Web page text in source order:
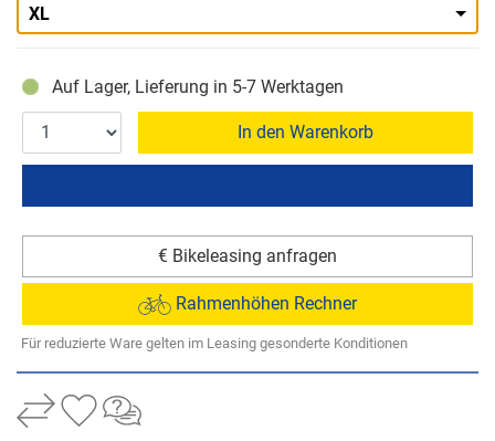
XL
Auf Lager, Lieferung in 5-7 Werktagen
In den Warenkorb
€ Bikeleasing anfragen
Rahmenhöhen Rechner
Für reduzierte Ware gelten im Leasing gesonderte Konditionen